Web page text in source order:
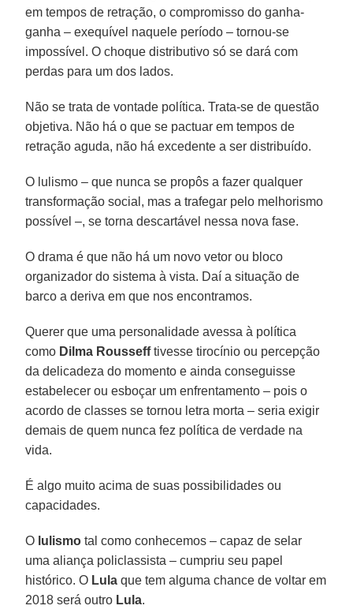
em tempos de retração, o compromisso do ganha-
ganha – exequível naquele período – tornou-se
impossível. O choque distributivo só se dará com
perdas para um dos lados.
Não se trata de vontade política. Trata-se de questão
objetiva. Não há o que se pactuar em tempos de
retração aguda, não há excedente a ser distribuído.
O lulismo – que nunca se propôs a fazer qualquer
transformação social, mas a trafegar pelo melhorismo
possível –, se torna descartável nessa nova fase.
O drama é que não há um novo vetor ou bloco
organizador do sistema à vista. Daí a situação de
barco a deriva em que nos encontramos.
Querer que uma personalidade avessa à política
como Dilma Roussefftivesse tirocínio ou percepção
da delicadeza do momento e ainda conseguisse
estabelecer ou esboçar um enfrentamento – pois o
acordo de classes se tornou letra morta – seria exigir
demais de quem nunca fez política de verdade na
vida.
É algo muito acima de suas possibilidades ou
capacidades.
O lulismo tal como conhecemos – capaz de selar
uma aliança policlassista – cumpriu seu papel
histórico. O Lula que tem alguma chance de voltar em
2018 será outro Lula.